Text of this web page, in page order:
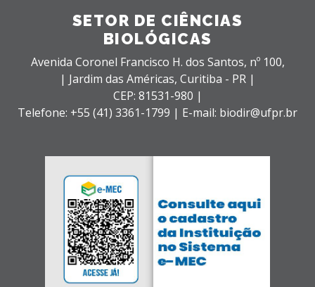
SETOR DE CIÊNCIAS
BIOLÓGICAS
Avenida Coronel Francisco H. dos Santos, nº 100,
| Jardim das Américas, Curitiba - PR |
CEP: 81531-980 |
Telefone: +55 (41) 3361-1799 | E-mail: biodir@ufpr.br